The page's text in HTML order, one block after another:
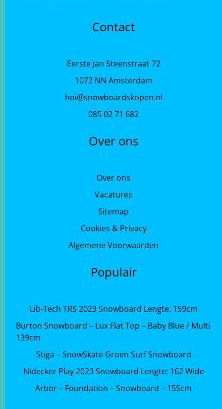
Contact
Eerste Jan Steenstraat 72
1072 NN Amsterdam
hoi@snowboardskopen.nl
085 02 71 682
Over ons
Over ons
Vacatures
Sitemap
Cookies & Privacy
Algemene Voorwaarden
Populair
Lib-Tech TRS 2023 Snowboard Lengte: 159cm
Burton Snowboard – Lux Flat Top – Baby Blue / Multi
139cm
Stiga – SnowSkate Groen Surf Snowboard
Nidecker Play 2023 Snowboard Lengte: 162 Wide
Arbor – Foundation – Snowboard – 155cm